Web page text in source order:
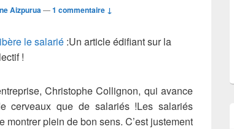
Aizpurua—1 commentaire ↓
le salarié :Un article édifiant sur la
!
Christophe Collignon, qui avance
cerveaux que de salariés !Les salariés
montrer plein de bon sens. C’est justement